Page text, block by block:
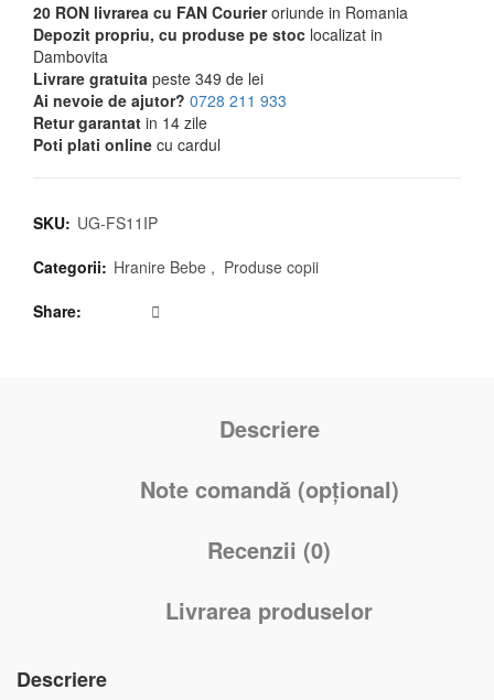
20 RON livrarea cu FAN Courieroriunde in Romania
Depozit propriu, cu produse pe stoc localizat in
Dambovita
Livrare gratuita peste 349 de lei
Ai nevoie de ajutor? 0728 211 933
Retur garantat in 14 zile
Poti plati online cu cardul
SKU: UG-FS11IP
Categorii: Hranire Bebe , Produse copii
Share
Descriere
Note comandă (opțional)
Recenzii (0)
Livrarea produselor
Descriere